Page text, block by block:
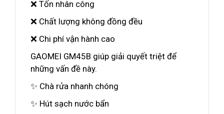
❌ Tốn nhân công
❌ Chất lượng không đồng đều
❌ Chi phí vận hành cao
GAOMEI GM45B giúp giải quyết triệt để
những vấn đề này.
✨ Chà rửa nhanh chóng
✨ Hút sạch nước bẩn